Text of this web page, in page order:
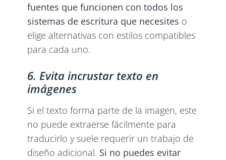
fuentes que funcionen con todos los
sistemas de escritura que necesites o
elige alternativas con estilos compatibles
para cada uno.
6. Evita incrustar texto en
imágenes
Si el texto forma parte de la imagen, este
no puede extraerse fácilmente para
traducirlo y suele requerir un trabajo de
diseño adicional. Si no puedes evitar